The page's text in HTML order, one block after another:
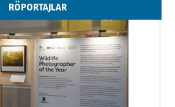
Yeri
Gündoğdu
ÜÇ KIZI
2026 Perşembe
RÖPORTAJLAR